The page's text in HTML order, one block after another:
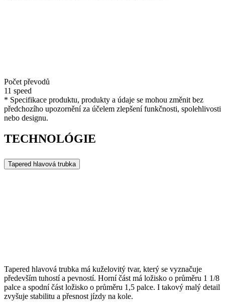
Počet převodů
11 speed
* Specifikace produktu, produkty a údaje se mohou změnit bez
předchozího upozornění za účelem zlepšení funkčnosti, spolehlivosti
nebo designu.
TECHNOLÓGIE
Tapered hlavová trubka
Tapered hlavová trubka má kuželovitý tvar, který se vyznačuje
především tuhostí a pevností. Horní část má ložisko o průměru 1 1/8
palce a spodní část ložisko o průměru 1,5 palce. I takový malý detail
zvyšuje stabilitu a přesnost jízdy na kole.